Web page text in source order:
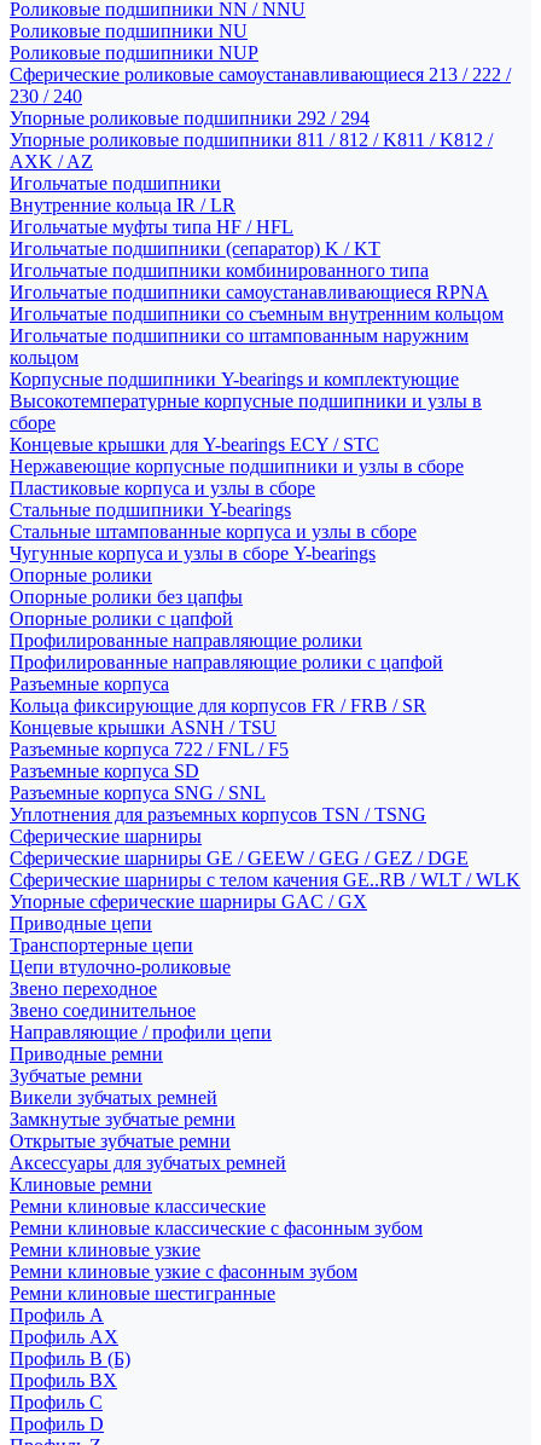
Роликовые подшипники NN / NNU
Роликовые подшипники NU
Роликовые подшипники NUP
Сферические роликовые самоустанавливающиеся 213 / 222 /
230 / 240
Упорные роликовые подшипники 292 / 294
Упорные роликовые подшипники 811 / 812 / K811 / K812 /
AXK / AZ
Игольчатые подшипники
Внутренние кольца IR / LR
Игольчатые муфты типа HF / HFL
Игольчатые подшипники (сепаратор) K / KT
Игольчатые подшипники комбинированного типа
Игольчатые подшипники самоустанавливающиеся RPNA
Игольчатые подшипники со съемным внутренним кольцом
Игольчатые подшипники со штампованным наружним
кольцом
Корпусные подшипники Y-bearings и комплектующие
Высокотемпературные корпусные подшипники и узлы в
сборе
Концевые крышки для Y-bearings ECY / STC
Нержавеющие корпусные подшипники и узлы в сборе
Пластиковые корпуса и узлы в сборе
Стальные подшипники Y-bearings
Стальные штампованные корпуса и узлы в сборе
Чугунные корпуса и узлы в сборе Y-bearings
Опорные ролики
Опорные ролики без цапфы
Опорные ролики с цапфой
Профилированные направляющие ролики
Профилированные направляющие ролики с цапфой
Разъемные корпуса
Кольца фиксирующие для корпусов FR / FRB / SR
Концевые крышки ASNH / TSU
Разъемные корпуса 722 / FNL / F5
Разъемные корпуса SD
Разъемные корпуса SNG / SNL
Уплотнения для разъемных корпусов TSN / TSNG
Сферические шарниры
Сферические шарниры GE / GEEW / GEG / GEZ / DGE
Сферические шарниры с телом качения GE..RB / WLT / WLK
Упорные сферические шарниры GAC / GX
Приводные цепи
Транспортерные цепи
Цепи втулочно-роликовые
Звено переходное
Звено соединительное
Направляющие / профили цепи
Приводные ремни
Зубчатые ремни
Викели зубчатых ремней
Замкнутые зубчатые ремни
Открытые зубчатые ремни
Аксессуары для зубчатых ремней
Клиновые ремни
Ремни клиновые классические
Ремни клиновые классические с фасонным зубом
Ремни клиновые узкие
Ремни клиновые узкие с фасонным зубом
Ремни клиновые шестигранные
Профиль A
Профиль AX
Профиль B (Б)
Профиль BX
Профиль C
Профиль D